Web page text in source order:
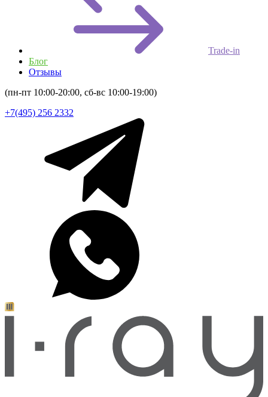
Trade-in
Блог
Отзывы
(пн-пт 10:00-20:00, сб-вс 10:00-19:00)
+7(495) 256 2332